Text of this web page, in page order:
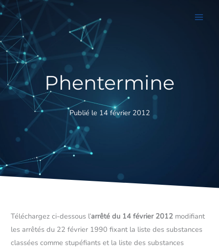
Aller
contenu
Phentermine
Publié le 14 février 2012
Téléchargez ci-dessous l’arrêté du 14 février 2012 modifiant
les arrêtés du 22 février 1990 fixant la liste des substances
classées comme stupéfiants et la liste des substances